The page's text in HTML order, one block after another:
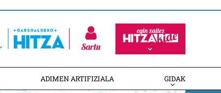
Sartu
ADIMEN ARTIFIZIALA GIDAK